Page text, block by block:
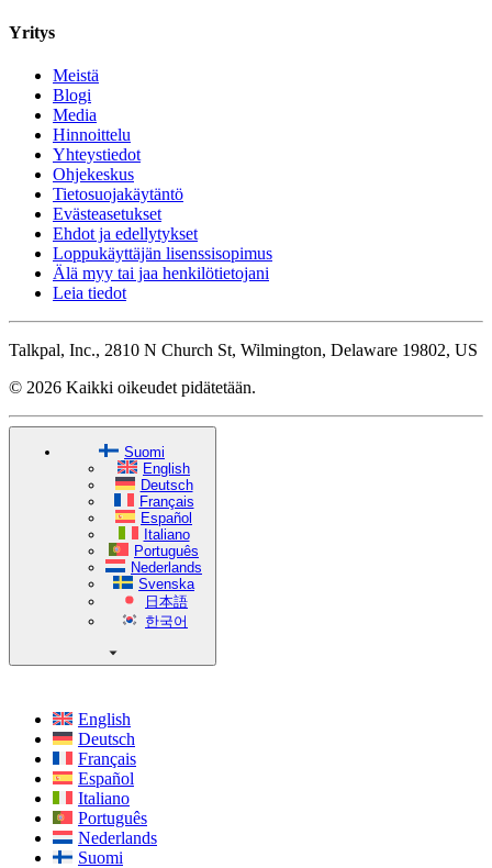
Yritys
Meistä
Blogi
Media
Hinnoittelu
Yhteystiedot
Ohjekeskus
Tietosuojakäytäntö
Evästeasetukset
Ehdot ja edellytykset
Loppukäyttäjän lisenssisopimus
Älä myy tai jaa henkilötietojani
Leia tiedot
Talkpal, Inc., 2810 N Church St, Wilmington, Delaware 19802, US
© 2026 Kaikki oikeudet pidätetään.
Suomi
English
Deutsch
Français
Español
Italiano
Português
Nederlands
Svenska
日本語
한국어
English
Deutsch
Français
Español
Italiano
Português
Nederlands
Suomi